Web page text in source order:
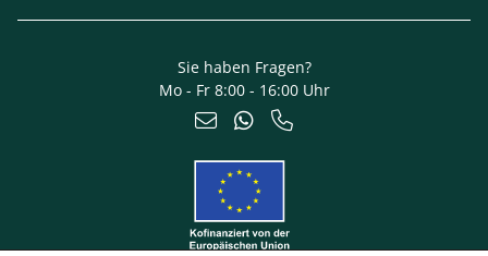
Sie haben Fragen?
Mo - Fr 8:00 - 16:00 Uhr